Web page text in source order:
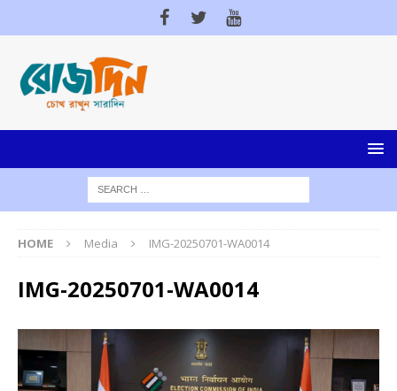
HOME Media IMG-20250701-WA0014
IMG-20250701-WA0014